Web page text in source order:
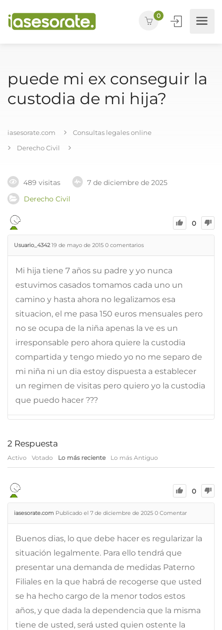
0
puede mi ex conseguir la
custodia de mi hija?
iasesorate.com
Consultas legales online
Derecho Civil
489 visitas
7 de diciembre de 2025
Derecho Civil
0
Usuario_4342 19 de mayo de 2015 0 comentarios
Mi hija tiene 7 años su padre y yo nunca
estuvimos casados tomamos cada uno un
camino y hasta ahora no legalizamos esa
situacion, el me pasa 150 euros mensuales pero
no se ocupa de la niña apenas la ve es un
irresponsable pero ahora quiere la custodia
compartida y tengo miedo yo no me separo de
mi niña ni un dia estoy dispuesta a establecer
un regimen de visitas pero quiero yo la custodia
que puedo hacer ???
2 Respuesta
Activo Votado Lo más reciente Lo más Antiguo
0
iasesorate.com Publicado el 7 de diciembre de 2025 0 Comentar
Buenos dias, lo que debe hacer es regularizar la
situación legalmente. Para ello tendrá que
presentar una demanda de medidas Paterno
Filiales en la que habrá de recogerse que usted
se ha hecho cargo de la menor todos estos
años, y que dada la dependencia que la misma
tiene de usted, será usted quien ostente la